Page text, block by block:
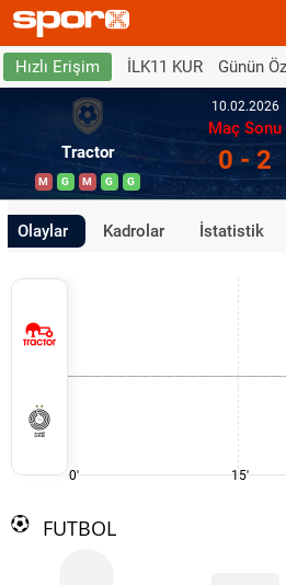
Hızlı Erişim İLK11 KUR Günün
Tractor
M G M G G
10.02.2026
Maç Sonu
0 - 2
Olaylar Kadrolar İstatistik
0' 15'
FUTBOL